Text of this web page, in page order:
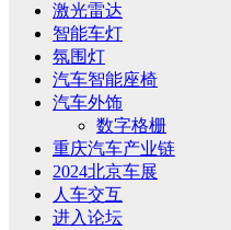
激光雷达
智能车灯
氛围灯
汽车智能座椅
汽车外饰
数字格栅
重庆汽车产业链
2024北京车展
人车交互
进入论坛